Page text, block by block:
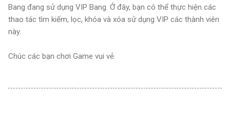
Bang đang sử dụng VIP Bang. Ở đây, bạn có thể thực hiện các
thao tác tìm kiếm, lọc, khóa và xóa sử dụng VIP các thành viên
này.
Chúc các bạn chơi Game vui vẻ.